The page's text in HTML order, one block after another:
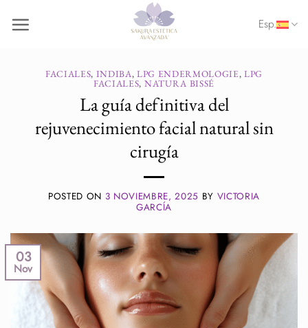
Esp.
FACIALES, INDIBA, LPG ENDERMOLOGIE,LPG
FACIALES, NATURA BISSÉ
La guía definitiva del
rejuvenecimiento facial natural sin
cirugía
POSTED ON 3 NOVIEMBRE, 2025 BY VICTORIA
GARCÍA
03
Nov